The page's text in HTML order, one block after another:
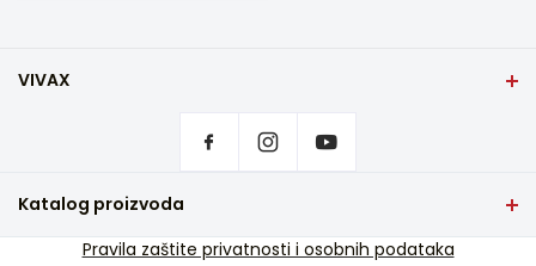
VIVAX
Gde kupiti VIVAX proizvode?
Servisna podrška
Servisna podrška van garancije
Katalog proizvoda
TV i audioPravila zaštite privatnosti i osobnih podataka